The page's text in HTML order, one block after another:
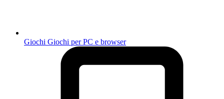
Giochi Giochi per PC e browser